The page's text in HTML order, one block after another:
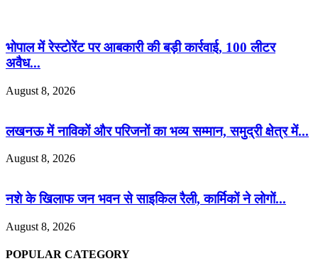
भोपाल में रेस्टोरेंट पर आबकारी की बड़ी कार्रवाई, 100 लीटर
अवैध...
August 8, 2026
लखनऊ में नाविकों और परिजनों का भव्य सम्मान, समुद्री क्षेत्र में...
August 8, 2026
नशे के खिलाफ जन भवन से साइकिल रैली, कार्मिकों ने लोगों...
August 8, 2026
POPULAR CATEGORY